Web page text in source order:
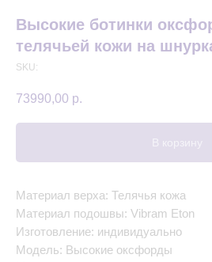
Высокие ботинки
телячьей кожи на
SKU:
73990,00 р.
В корзину
Материал верха: Телячья кожа
Материал подошвы: Vibram Eton
Изготовление: индивидуально
Модель: Высокие оксфорды